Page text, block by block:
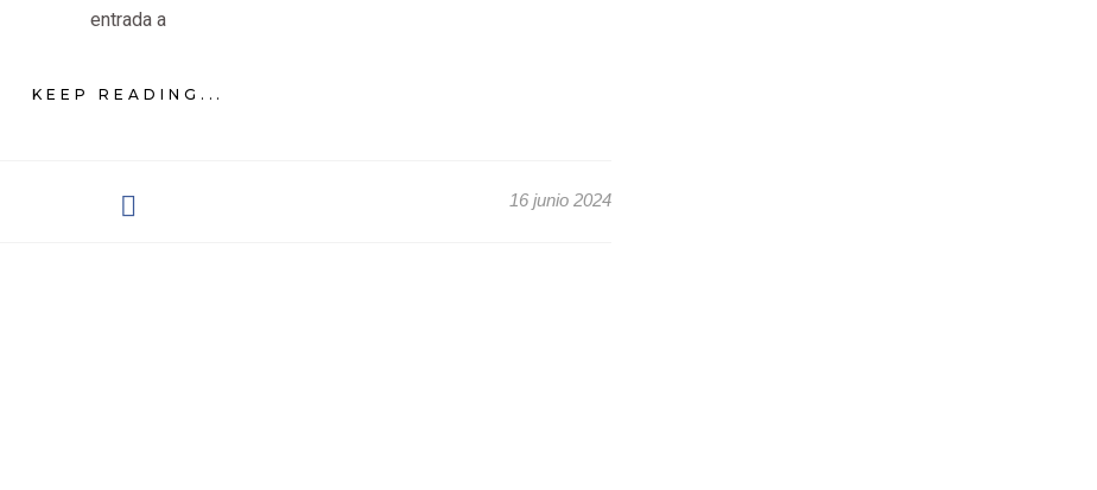
entrada a
KEEP READING...
16 junio 2024